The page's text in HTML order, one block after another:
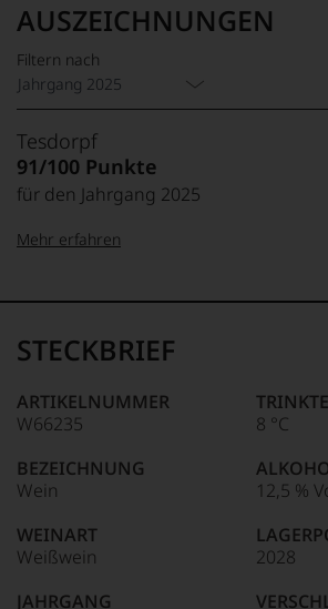
AUSZEICHNUNGEN
Filtern nach
Jahrgang 2025
Tesdorpf
91/100 Punkte
für den Jahrgang 2025
95–98 Punkte:
90–94 Punkte:
Name
Tesdorpf
für
»Fine
für
die
edlen
Weine
der
Welt,
Mehr erfahren
STECKBRIEF
ARTIKELNUMMER
W66235
BEZEICHNUNG
Wein
WEINART
Weißwein
JAHRGANG
8 °C
12,5 %
2028